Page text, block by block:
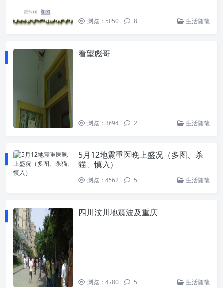
浏览：5050 8 生活随笔
看望彪哥
浏览：3694 2 生活随笔
5月12地震重医晚上盛况（多图、杀
猫、慎入）
浏览：4562 5 生活随笔
四川汶川地震波及重庆
浏览：4780 5 生活随笔